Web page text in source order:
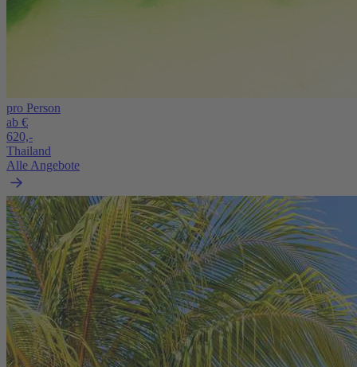
pro Person
ab €
620,-
Thailand
Alle Angebote